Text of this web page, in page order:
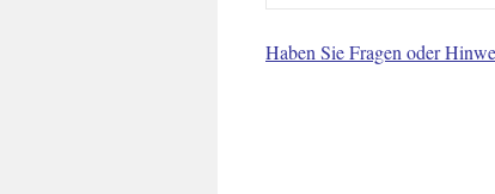
Haben Sie Fragen oder